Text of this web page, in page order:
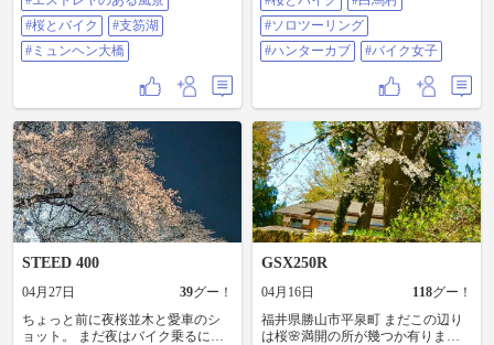
ニでおにぎり頬張る 支笏湖まで走
らせる エンジンのフィーリングよ
し ちょっと寒かったけど ブンブン
トコトコ やっぱり「２輪」は気持
のある風景 #桜とバイク #支笏湖 #
ミュンヘン大橋
#桜とバイク
#支笏湖
#ミュンヘン大橋
#ソロツーリング
#ハンターカブ
#バイク女子
STEED 400
04月27日 39グー！
ちょっと前に夜桜並木と愛車のシ
ョット。 まだ夜はバイク乗るには
GSX250R
04月16日 118グー！
福井県勝山市平泉町 まだこの辺り
は桜🌸満開の所が幾つか有りまし